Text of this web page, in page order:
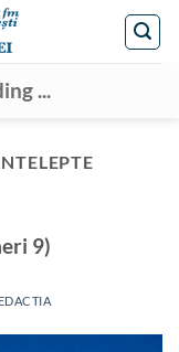
...
9)